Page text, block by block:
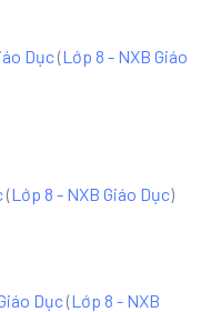
Dục(Lớp 8 - NXB Giáo
(Lớp 8 - NXB Giáo Dục)
Dục(Lớp 8 - NXB